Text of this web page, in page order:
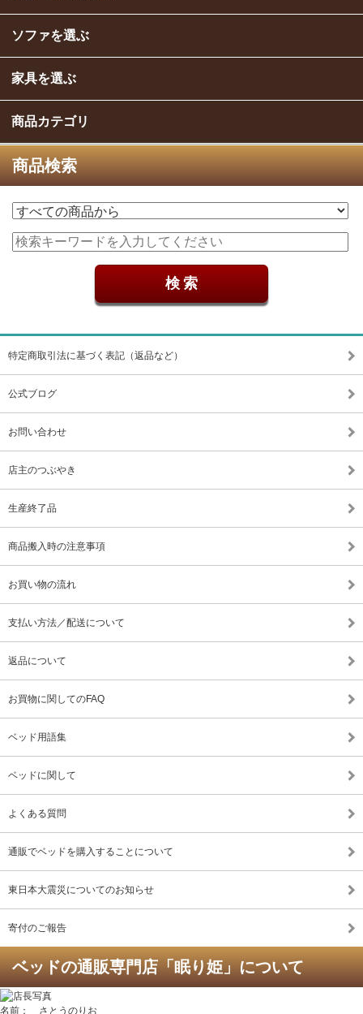
ソファを選ぶ
家具を選ぶ
商品カテゴリ
商品検索
特定商取引法に基づく表記（返品など）
公式ブログ
お問い合わせ
店主のつぶやき
生産終了品
商品搬入時の注意事項
お買い物の流れ
支払い方法／配送について
返品について
お買物に関してのFAQ
ベッド用語集
ベッドに関して
よくある質問
通販でベッドを購入することについて
東日本大震災についてのお知らせ
寄付のご報告
ベッドの通販専門店「眠り姫」について
名前： さとうのりお